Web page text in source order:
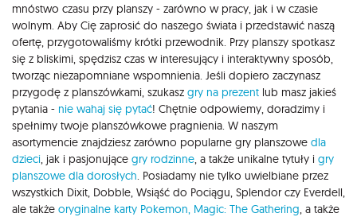
mnóstwo czasu przy planszy - zarówno w pracy, jak i w czasie
wolnym. Aby Cię zaprosić do naszego świata i przedstawić naszą
ofertę, przygotowaliśmy krótki przewodnik. Przy planszy spotkasz
się z bliskimi, spędzisz czas w interesujący i interaktywny sposób,
tworząc niezapomniane wspomnienia. Jeśli dopiero zaczynasz
przygodę z planszówkami, szukasz gry na prezent lub masz jakieś
pytania - nie wahaj się pytać! Chętnie odpowiemy, doradzimy i
spełnimy twoje planszówkowe pragnienia. W naszym
asortymencie znajdziesz zarówno popularne gry planszowe dla
dzieci , jak i pasjonujące gry rodzinne , a także unikalne tytuły i gry
planszowe dla dorosłych . Posiadamy nie tylko uwielbiane przez
wszystkich Dixit, Dobble, Wsiąść do Pociągu, Splendor czy Everdell,
ale także oryginalne karty Pokemon, Magic: The Gathering , a także